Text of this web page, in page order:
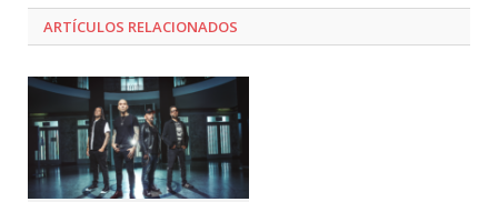
ARTÍCULOS RELACIONADOS